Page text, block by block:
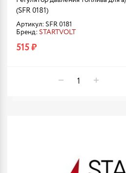
(SFR 0181)
Артикул: SFR 0181
Бренд: STARTVOLT
515 ₽